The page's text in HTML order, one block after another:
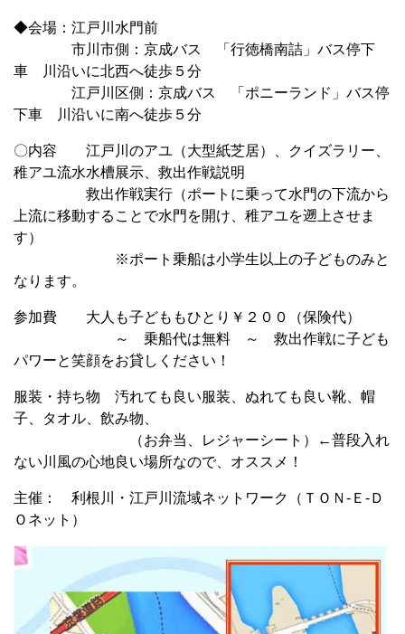
◆会場：江戸川水門前
市川市側：京成バス 「行徳橋南詰」バス停下
車 川沿いに北西へ徒歩５分
江戸川区側：京成バス 「ポニーランド」バス停
下車 川沿いに南へ徒歩５分
〇内容 江戸川のアユ（大型紙芝居）、クイズラリー、
稚アユ流水水槽展示、救出作戦説明
救出作戦実行（ポートに乗って水門の下流から
上流に移動することで水門を開け、稚アユを遡上させま
す）
※ポート乗船は小学生以上の子どものみと
なります。
参加費 大人も子どももひとり￥２００（保険代）
～ 乗船代は無料 ～ 救出作戦に子ども
パワーと笑顔をお貸しください！
服装・持ち物 汚れても良い服装、ぬれても良い靴、帽
子、タオル、飲み物、
（お弁当、レジャーシート）←普段入れ
ない川風の心地良い場所なので、オススメ！
主催： 利根川・江戸川流域ネットワーク（ＴＯＮ-Ｅ-Ｄ
Ｏネット）